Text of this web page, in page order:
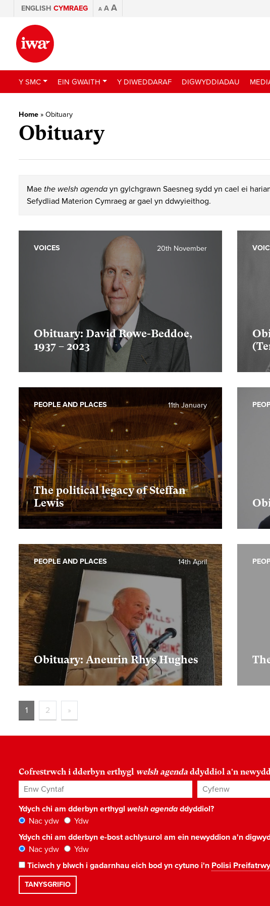
ENGLISH CYMRAEG A A A
Y SMC EIN GWAITH Y DIWEDDARAF DIGWYDDIADAU
Home » Obituary
Obituary
Mae the welsh agenda yn gylchgrawn Saesneg sydd yn cael ei
Sefydliad Materion Cymraeg ar gael yn ddwyieithog.
Obituary: David Rowe-Beddoe,
1937 – 2023
20th November
VOICES
The political legacy of Steffan
Lewis
11th January
PEOPLE AND PLACES
Obituary: Aneurin Rhys Hughes
14th April
PEOPLE AND PLACES
1 2 »
Cofrestrwch i dderbyn erthygl welsh agenda ddyddiol a'n
Enw Cyntaf Cyfenw
Ydych chi am dderbyn erthygl welsh agendaddyddiol?
Nac ydw
Ydw
Ydych chi am dderbyn e-bost achlysurol am ein newyddion a'n
Nac ydw
Ydw
Ticiwch y blwch i gadarnhau eich bod yn cytuno i'n Polisi